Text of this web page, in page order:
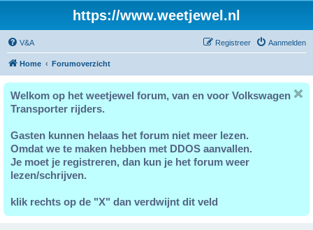
https://www.weetjewel.nl
V&A Aanmelden
Registreer
Home Forumoverzicht
Welkom op het weetjewel forum, van en voor Volkswagen
Transporter rijders.
Gasten kunnen helaas het forum niet meer lezen.
Omdat we te maken hebben met DDOS aanvallen.
Je moet je registreren, dan kun je het forum weer
lezen/schrijven.
klik rechts op de "X" dan verdwijnt dit veld